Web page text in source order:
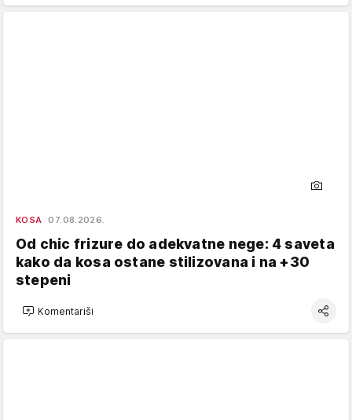
KOSA 07.08.2026.
Od chic frizure do adekvatne nege: 4 saveta
kako da kosa ostane stilizovana i na +30
stepeni
Komentariši